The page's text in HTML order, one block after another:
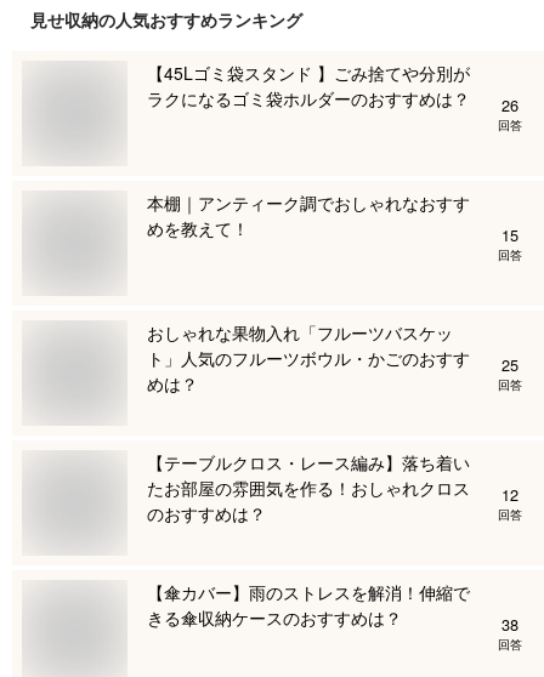
見せ収納の人気おすすめランキング
【45Lゴミ袋スタンド 】ごみ捨てや分別が
ラクになるゴミ袋ホルダーのおすすめは？
26
回答
本棚｜アンティーク調でおしゃれなおすす
めを教えて！
15
回答
おしゃれな果物入れ「フルーツバスケッ
ト」人気のフルーツボウル・かごのおすす
めは？
25
回答
【テーブルクロス・レース編み】落ち着い
たお部屋の雰囲気を作る！おしゃれクロス
のおすすめは？
12
回答
【傘カバー】雨のストレスを解消！伸縮で
きる傘収納ケースのおすすめは？
38
回答